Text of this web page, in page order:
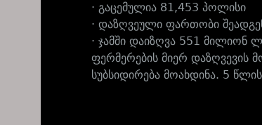
· გაცემულია 81,453 პოლისი
· დაზღვეული ფართობი
· ჯამში დაიზღვა 551 მილიონ
ფერმერების მიერ დაზღვევის
სუბსიდირება მოახდინა. 5